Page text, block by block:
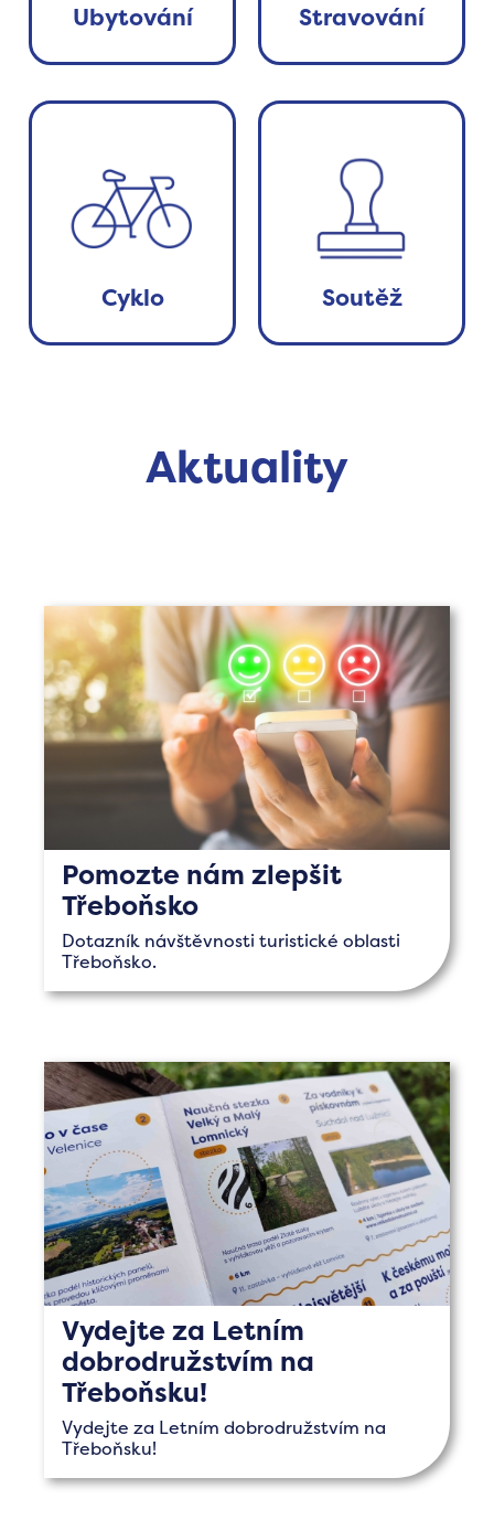
Ubytování Stravování
Cyklo Soutěž
Aktuality
Pomozte nám zlepšit
Třeboňsko
Dotazník návštěvnosti turistické oblasti
Třeboňsko.
Vydejte za Letním
dobrodružstvím na
Třeboňsku!
Vydejte za Letním dobrodružstvím na
Třeboňsku!